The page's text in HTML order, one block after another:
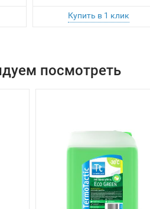
посмотреть